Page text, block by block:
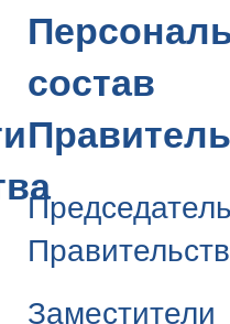
состав
Заместители